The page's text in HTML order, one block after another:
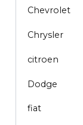
Chevrolet
Chrysler
citroen
Dodge
fiat